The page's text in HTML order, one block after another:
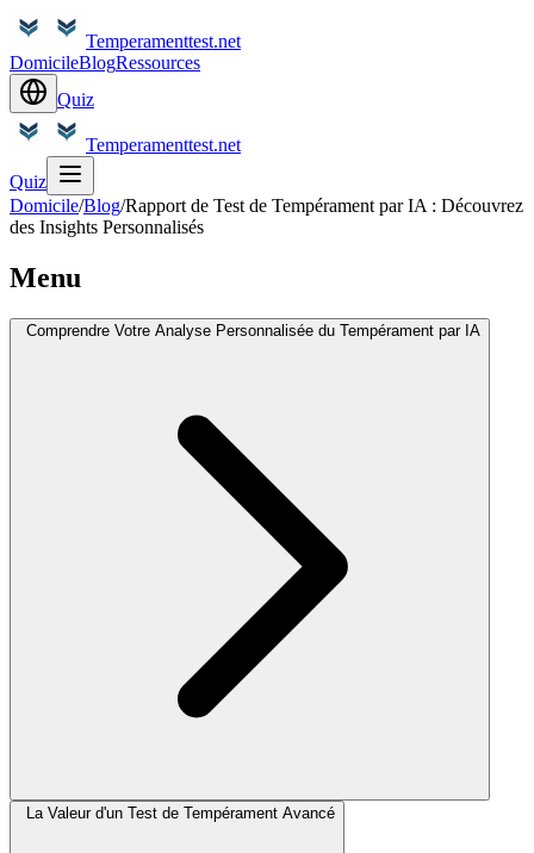
Temperamenttest.net
DomicileBlogRessources
Quiz
Temperamenttest.net
Quiz
Domicile/Blog/Rapport de Test de Tempérament par IA : Découvrez
des Insights Personnalisés
Menu
Comprendre Votre Analyse Personnalisée du Tempérament par IA
La Valeur d'un Test de Tempérament Avancé